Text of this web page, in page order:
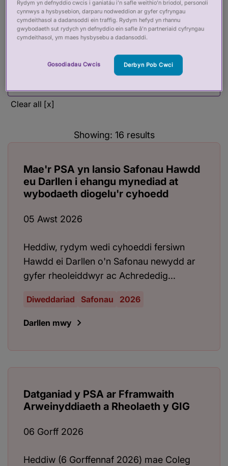
Filter by:
Filter by
Clear all [x]
Showing: 16 results
Mae'r PSA yn lansio Safonau Hawdd
eu Darllen i ehangu mynediad at
wybodaeth diogelu'r cyhoedd
05 Awst 2026
Heddiw, rydym wedi cyhoeddi fersiwn
Hawdd ei Darllen o'n Safonau newydd ar
gyfer rheoleiddwyr ac Achrededig...
Diweddariad Safonau 2026
Darllen mwy
Datganiad y PSA ar Fframwaith
Arweinyddiaeth a Rheolaeth y GIG
06 Gorff 2026
Heddiw (6 Gorffennaf 2026) mae Coleg
Rydym yn defnyddio cwcis i ganiatáu i’n safle weithio’n briodol, personoli
cynnwys a hysbysebion, darparu nodweddion ar gyfer cyfryngau
cymdeithasol a dadansoddi ein traffig. Rydym hefyd yn rhannu
gwybodaeth sut rydych yn defnyddio ein safle â’n partneriaid cyfryngau
cymdeithasol, ym maes hysbysebu a dadansoddi.
Gosodiadau Cwcis Derbyn Pob Cwci